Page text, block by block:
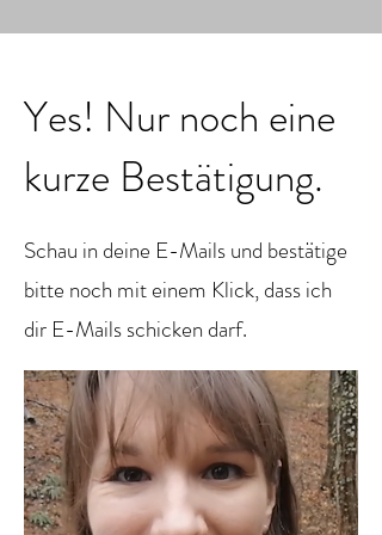
Yes! Nur noch eine
kurze Bestätigung.
Schau in deine E-Mails und bestätige
bitte noch mit einem Klick, dass ich
dir E-Mails schicken darf.